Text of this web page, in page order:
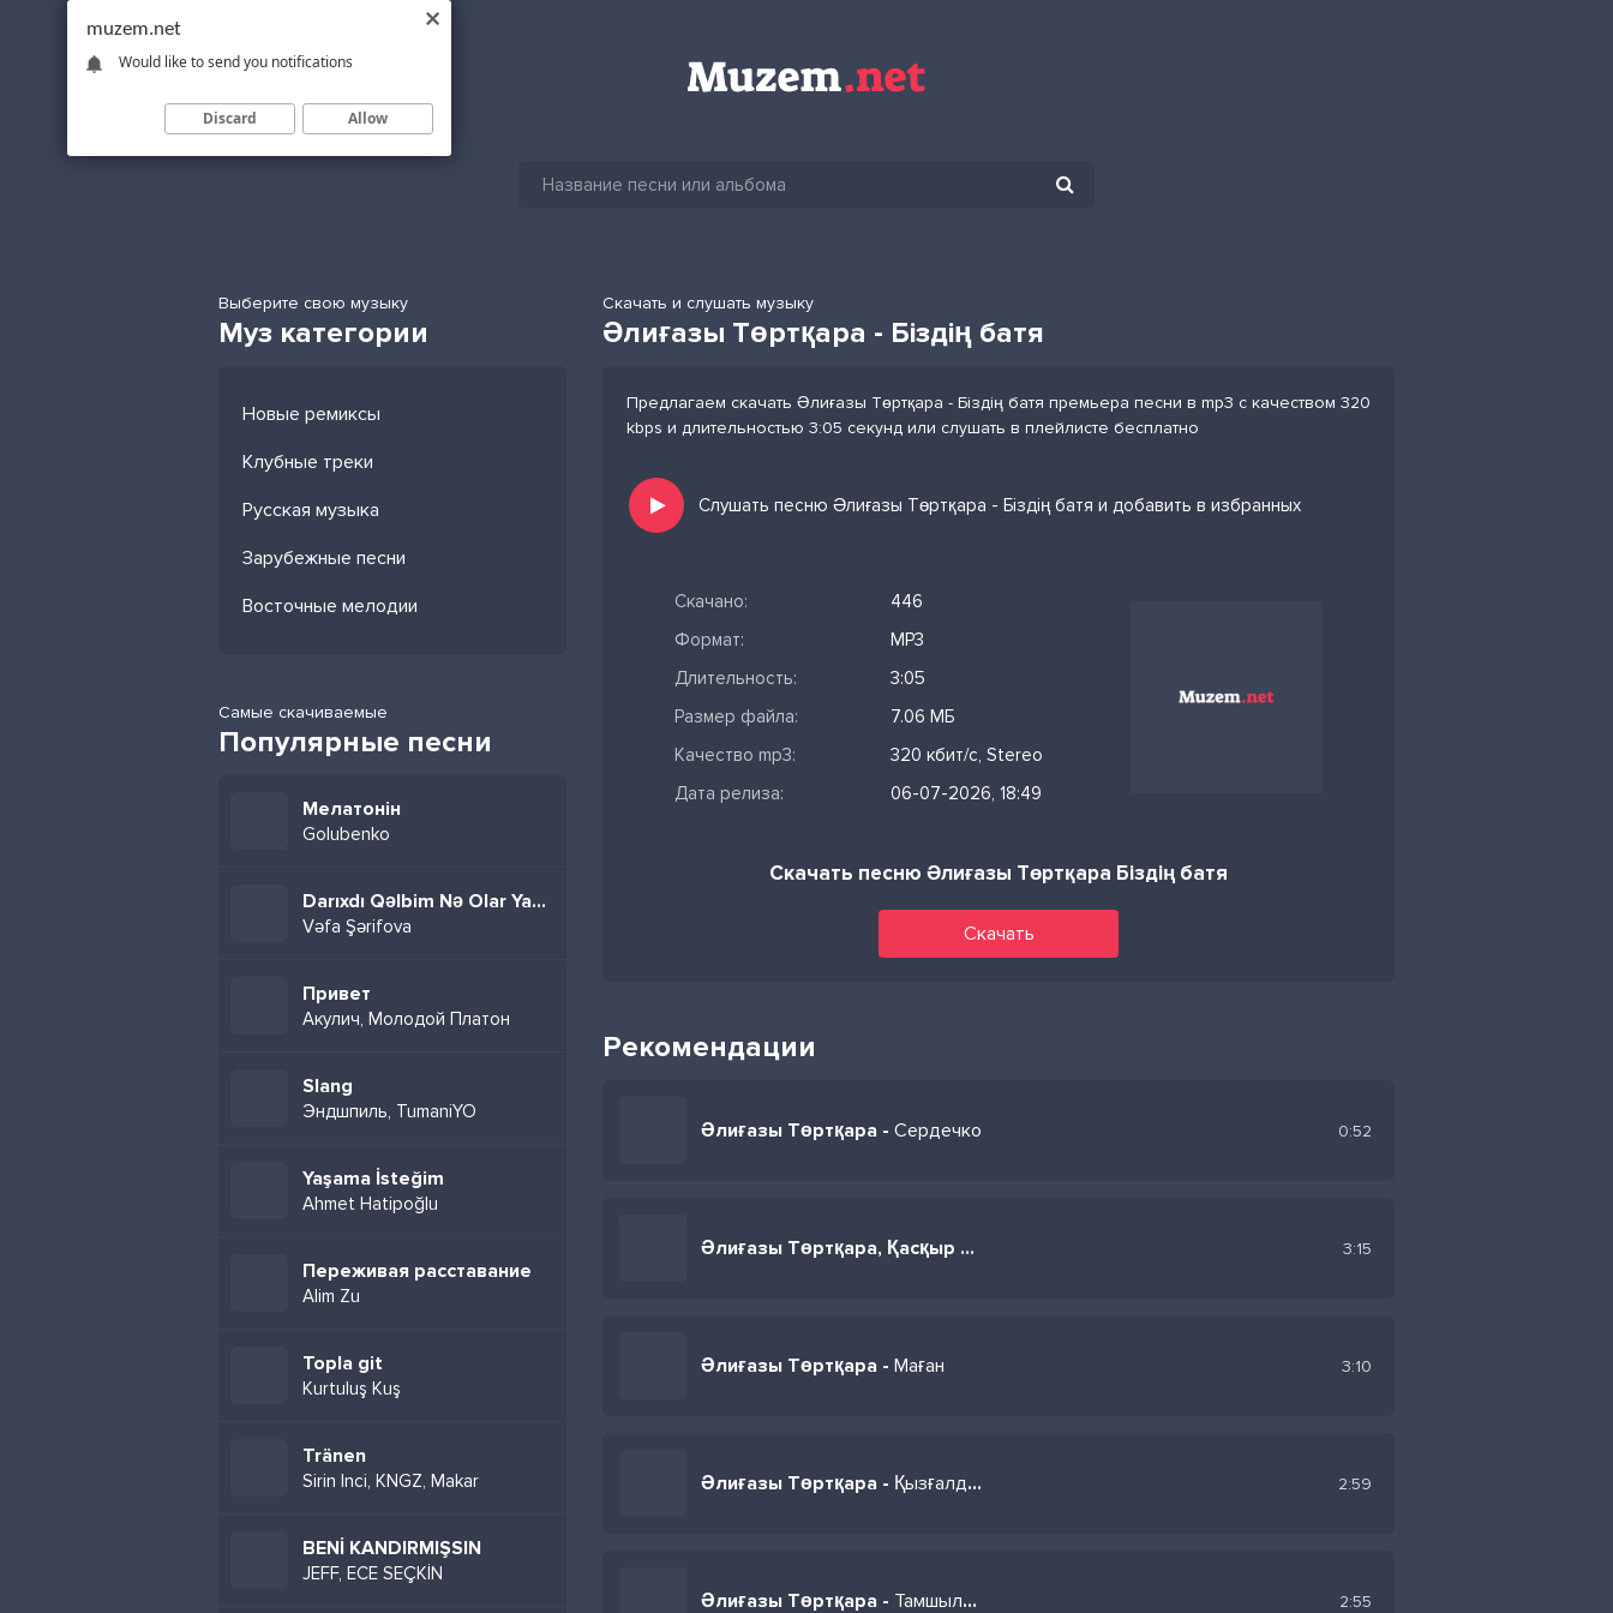
Выберите свою музыку
Муз категории
Новые ремиксы
Клубные треки
Русская музыка
Зарубежные песни
Восточные мелодии
Самые скачиваемые
Популярные песни
Мелатонін
Golubenko
Darıxdı Qəlbim Nə Olar Yaz Mənə
Vəfa Şərifova
Привет
Акулич, Молодой Платон
Slang
Эндшпиль, TumaniYO
Yaşama İsteğim
Ahmet Hatipoğlu
Переживая расставание
Alim Zu
Topla git
Kurtuluş Kuş
Tränen
Sirin Inci, KNGZ, Makar
BENİ KANDIRMIŞSIN
JEFF, ECE SEÇKİN
Скачать и слушать музыку
Әлиғазы Төртқара - Біздің батя
Предлагаем скачать Әлиғазы Төртқара - Біздің батя премьера песни в mp3 с качеством 320
kbps и длительностью 3:05 секунд или слушать в плейлисте бесплатно
Слушать песню Әлиғазы Төртқара - Біздің батя и добавить в избранных
Скачано:
446
Формат:
MP3
Длительность:
3:05
Размер файла:
7.06 МБ
Качество mp3:
320 кбит/с, Stereo
Дата релиза:
06-07-2026, 18:49
Скачать песню Әлиғазы Төртқара Біздің батя
Скачать
Рекомендации
Әлиғазы Төртқара - Сердечко 0:52
Әлиғазы Төртқара, Қасқыр Төртқара - 3:15
Әлиғазы Төртқара - Маған 3:10
Әлиғазы Төртқара - Қызғалдақ 2:59
Әлиғазы Төртқара - Тамшылар 2:55
muzem.net
Would like to send you notifications
Discard Allow